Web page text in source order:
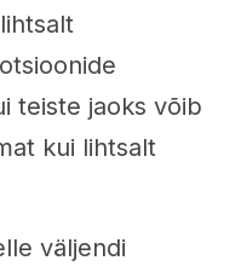
teiste jaoks võib
kui lihtsalt
väljendi